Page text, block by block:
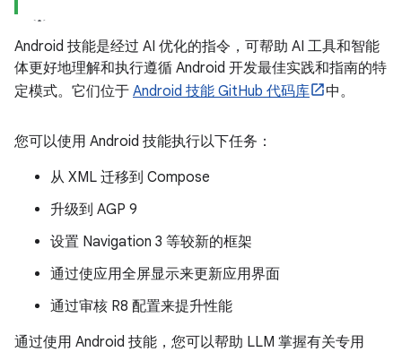
Android 技能是经过 AI 优化的指令，可帮助 AI 工具和智能
体更好地理解和执行遵循 Android 开发最佳实践和指南的特
定模式。它们位于 Android 技能 GitHub 代码库 中。
您可以使用 Android 技能执行以下任务：
从 XML 迁移到 Compose
升级到 AGP 9
设置 Navigation 3 等较新的框架
通过使应用全屏显示来更新应用界面
通过审核 R8 配置来提升性能
通过使用 Android 技能，您可以帮助 LLM 掌握有关专用